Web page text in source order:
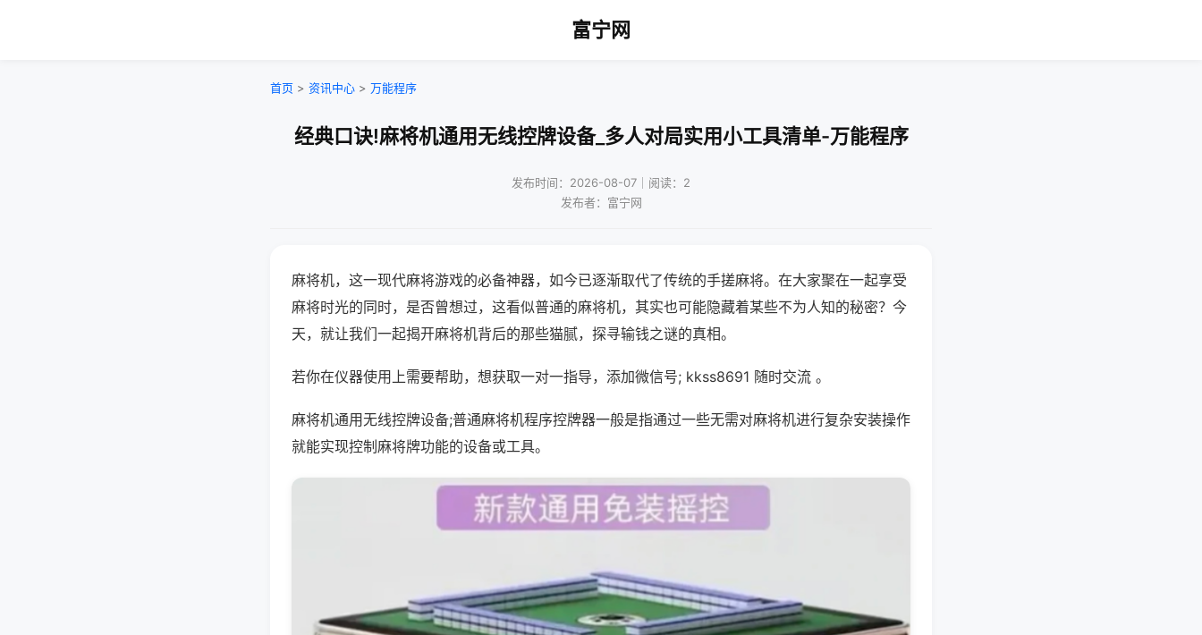
富宁网
首页 > 资讯中心 > 万能程序
经典口诀!麻将机通用无线控牌设备_多人对局实用小工具清单-万能程序
发布时间：2026-08-07｜阅读：2
发布者：富宁网
麻将机，这一现代麻将游戏的必备神器，如今已逐渐取代了传统的手搓麻将。在大家聚在一起享受
麻将时光的同时，是否曾想过，这看似普通的麻将机，其实也可能隐藏着某些不为人知的秘密？今
天，就让我们一起揭开麻将机背后的那些猫腻，探寻输钱之谜的真相。
若你在仪器使用上需要帮助，想获取一对一指导，添加微信号; kkss8691 随时交流 。
麻将机通用无线控牌设备;普通麻将机程序控牌器一般是指通过一些无需对麻将机进行复杂安装操作
就能实现控制麻将牌功能的设备或工具。